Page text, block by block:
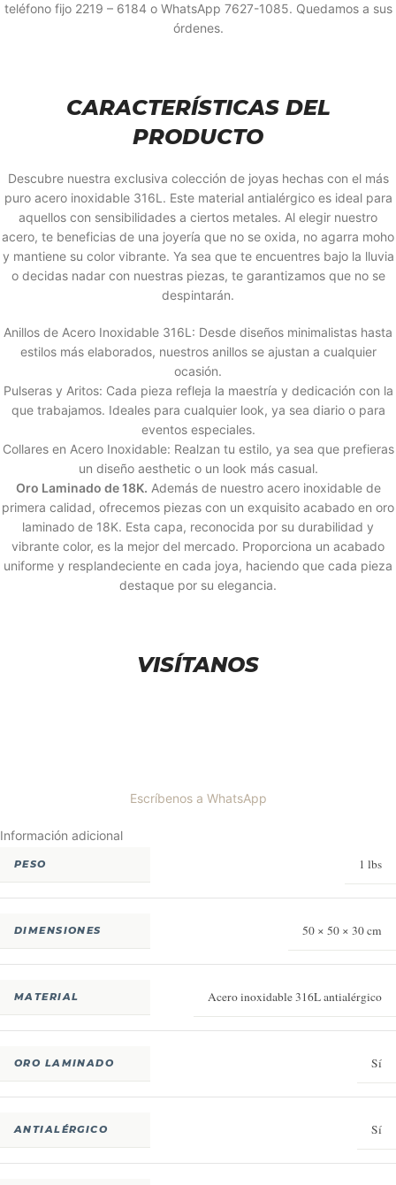
teléfono fijo 2219 – 6184 o WhatsApp 7627-1085. Quedamos a sus
órdenes.
CARACTERÍSTICAS DEL
PRODUCTO
Descubre nuestra exclusiva colección de joyas hechas con el más
puro acero inoxidable 316L. Este material antialérgico es ideal para
aquellos con sensibilidades a ciertos metales. Al elegir nuestro
acero, te beneficias de una joyería que no se oxida, no agarra moho
y mantiene su color vibrante. Ya sea que te encuentres bajo la lluvia
o decidas nadar con nuestras piezas, te garantizamos que no se
despintarán.
Anillos de Acero Inoxidable 316L: Desde diseños minimalistas hasta
estilos más elaborados, nuestros anillos se ajustan a cualquier
ocasión.
Pulseras y Aritos: Cada pieza refleja la maestría y dedicación con la
que trabajamos. Ideales para cualquier look, ya sea diario o para
eventos especiales.
Collares en Acero Inoxidable: Realzan tu estilo, ya sea que prefieras
un diseño aesthetic o un look más casual.
Oro Laminado de 18K. Además de nuestro acero inoxidable de
primera calidad, ofrecemos piezas con un exquisito acabado en oro
laminado de 18K. Esta capa, reconocida por su durabilidad y
vibrante color, es la mejor del mercado. Proporciona un acabado
uniforme y resplandeciente en cada joya, haciendo que cada pieza
destaque por su elegancia.
VISÍTANOS
Escríbenos a WhatsApp
Información adicional
PESO 1 lbs
DIMENSIONES 50 × 50 × 30 cm
MATERIAL Acero inoxidable 316L antialérgico
ORO LAMINADO Sí
ANTIALÉRGICO Sí